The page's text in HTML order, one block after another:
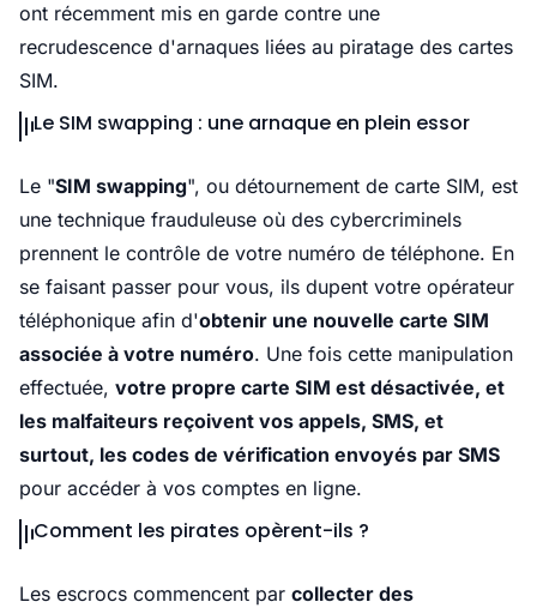
ont récemment mis en garde contre une
recrudescence d'arnaques liées au piratage des cartes
SIM.
Le SIM swapping : une arnaque en plein essor
Le "SIM swapping", ou détournement de carte SIM, est
une technique frauduleuse où des cybercriminels
prennent le contrôle de votre numéro de téléphone. En
se faisant passer pour vous, ils dupent votre opérateur
téléphonique afin d'obtenir une nouvelle carte SIM
associée à votre numéro. Une fois cette manipulation
effectuée, votre propre carte SIM est désactivée, et
les malfaiteurs reçoivent vos appels, SMS, et
surtout, les codes de vérification envoyés par SMS
pour accéder à vos comptes en ligne.
Comment les pirates opèrent-ils ?
Les escrocs commencent par collecter des